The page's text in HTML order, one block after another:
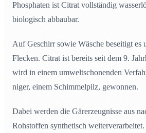
Phosphaten ist Citrat vollständig
biologisch abbaubar.
Auf Geschirr sowie Wäsche beseitigt es
Flecken. Citrat ist bereits seit dem 9.
wird in einem umweltschonenden
niger, einem Schimmelpilz, gewonnen.
Dabei werden die Gärerzeugnisse aus
Rohstoffen synthetisch